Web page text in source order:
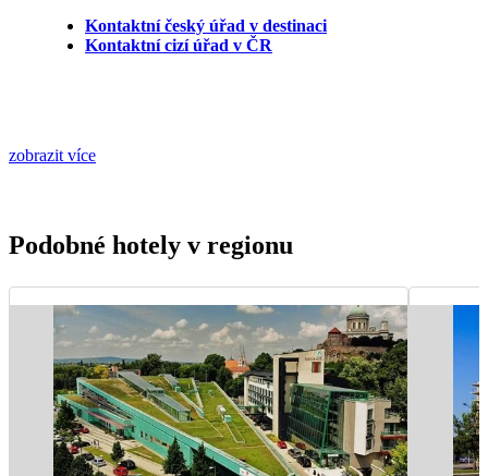
Kontaktní český úřad v destinaci
Kontaktní cizí úřad v ČR
zobrazit více
Podobné hotely v regionu